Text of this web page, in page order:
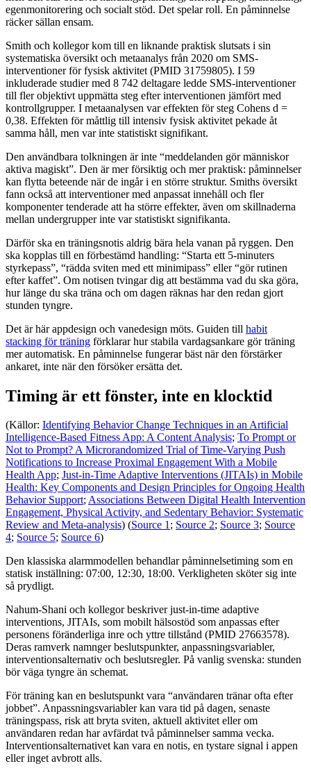
egenmonitorering och socialt stöd. Det spelar roll. En påminnelse
räcker sällan ensam.
Smith och kollegor kom till en liknande praktisk slutsats i sin
systematiska översikt och metaanalys från 2020 om SMS-
interventioner för fysisk aktivitet (PMID 31759805). I 59
inkluderade studier med 8 742 deltagare ledde SMS-interventioner
till fler objektivt uppmätta steg efter interventionen jämfört med
kontrollgrupper. I metaanalysen var effekten för steg Cohens d =
0,38. Effekten för måttlig till intensiv fysisk aktivitet pekade åt
samma håll, men var inte statistiskt signifikant.
Den användbara tolkningen är inte “meddelanden gör människor
aktiva magiskt”. Den är mer försiktig och mer praktisk: påminnelser
kan flytta beteende när de ingår i en större struktur. Smiths översikt
fann också att interventioner med anpassat innehåll och fler
komponenter tenderade att ha större effekter, även om skillnaderna
mellan undergrupper inte var statistiskt signifikanta.
Därför ska en träningsnotis aldrig bära hela vanan på ryggen. Den
ska kopplas till en förbestämd handling: “Starta ett 5-minuters
styrkepass”, “rädda sviten med ett minimipass” eller “gör rutinen
efter kaffet”. Om notisen tvingar dig att bestämma vad du ska göra,
hur länge du ska träna och om dagen räknas har den redan gjort
stunden tyngre.
Det är här appdesign och vanedesign möts. Guiden till habit
stacking för träning förklarar hur stabila vardagsankare gör träning
mer automatisk. En påminnelse fungerar bäst när den förstärker
ankaret, inte när den försöker ersätta det.
Timing är ett fönster, inte en klocktid
(Källor: Identifying Behavior Change Techniques in an Artificial
Intelligence-Based Fitness App: A Content Analysis; To Prompt or
Not to Prompt? A Microrandomized Trial of Time-Varying Push
Notifications to Increase Proximal Engagement With a Mobile
Health App; Just-in-Time Adaptive Interventions (JITAIs) in Mobile
Health: Key Components and Design Principles for Ongoing Health
Behavior Support;Associations Between Digital Health Intervention
Engagement, Physical Activity, and Sedentary Behavior: Systematic
Review and Meta-analysis) (Source 1; Source 2; Source 3; Source
4; Source 5; Source 6)
Den klassiska alarmmodellen behandlar påminnelsetiming som en
statisk inställning: 07:00, 12:30, 18:00. Verkligheten sköter sig inte
så prydligt.
Nahum-Shani och kollegor beskriver just-in-time adaptive
interventions, JITAIs, som mobilt hälsostöd som anpassas efter
personens föränderliga inre och yttre tillstånd (PMID 27663578).
Deras ramverk namnger beslutspunkter, anpassningsvariabler,
interventionsalternativ och beslutsregler. På vanlig svenska: stunden
bör väga tyngre än schemat.
För träning kan en beslutspunkt vara “användaren tränar ofta efter
jobbet”. Anpassningsvariabler kan vara tid på dagen, senaste
träningspass, risk att bryta sviten, aktuell aktivitet eller om
användaren redan har avfärdat två påminnelser samma vecka.
Interventionsalternativet kan vara en notis, en tystare signal i appen
eller inget avbrott alls.